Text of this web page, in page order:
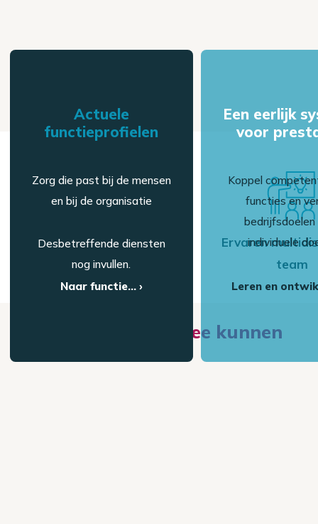
Ervaren multidisciplinair
Waar we jouw mee kunnen
Actuele
functieprofielen
Zorg die past bij de mensen
en bij de organisatie
Desbetreffende diensten
nog invullen.
Naar functie... ›
Een eerlijk
voor
Koppel
functies en
bedrijfsdoelen
individuele
Leren en